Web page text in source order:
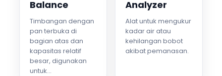
Balance
Timbangan dengan
pan terbuka di
bagian atas dan
kapasitas relatif
besar, digunakan
untuk...
Analyzer
Alat untuk mengukur
kadar air atau
kehilangan bobot
akibat pemanasan.